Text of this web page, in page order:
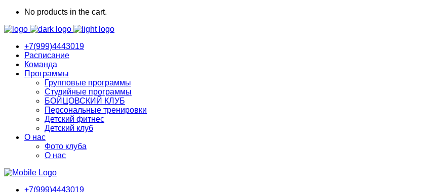
No products in the cart.
+7(999)4443019
Расписание
Команда
Программы
Групповые программы
Студийные программы
БОЙЦОВСКИЙ КЛУБ
Персональные тренировки
Детский фитнес
Детский клуб
О нас
Фото клуба
О нас
+7(999)4443019